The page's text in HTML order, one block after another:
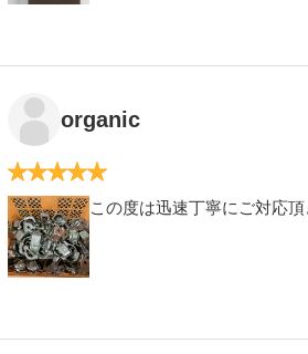
organic
1 2 3 4 5
この度は迅速丁寧にご対応